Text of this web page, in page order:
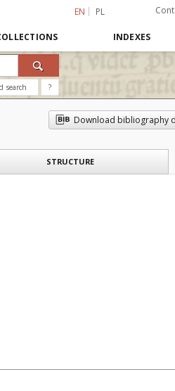
EN PL
INDEXES
search ?
Download bibliography
STRUCTURE